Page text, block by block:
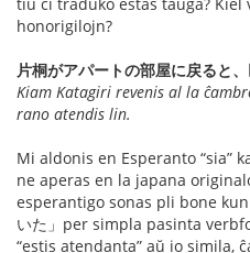
honorigilojn?
片桐がアパートの部屋に戻ると、
Kiam Katagiri revenis al la
rano atendis lin.
Mi aldonis en Esperanto “sia”
ne aperas en la japana
esperantigo sonas pli bone
いた」per simpla pasinta
“estis atendanta” aŭ io simila,